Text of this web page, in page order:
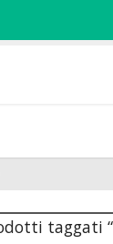
taggati